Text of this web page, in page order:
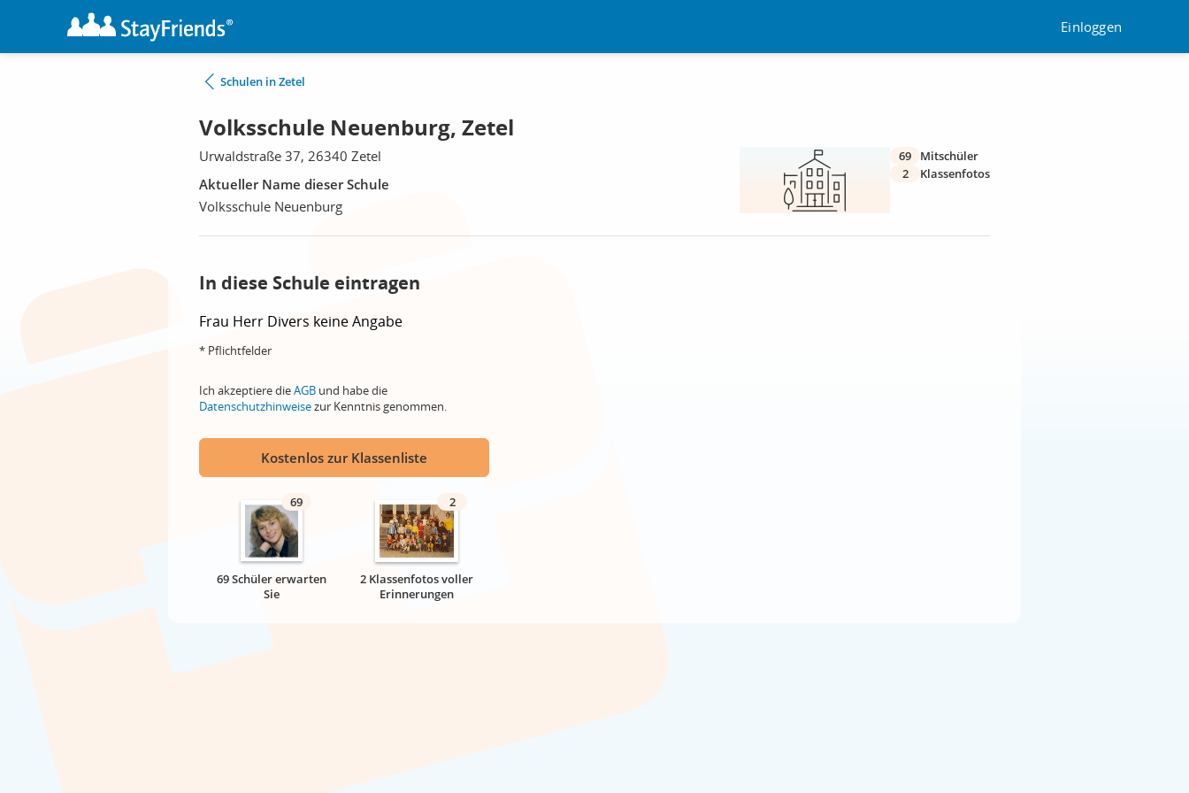
Einloggen
Schulen in Zetel
Volksschule Neuenburg, Zetel
Urwaldstraße 37, 26340 Zetel
Aktueller Name dieser Schule
Volksschule Neuenburg
69
Mitschüler
2
Klassenfotos
In diese Schule eintragen
Frau Herr Divers keine Angabe
* Pflichtfelder
Ich akzeptiere dieAGB und habe die
Datenschutzhinweisezur Kenntnis genommen.
Kostenlos zur Klassenliste
69
69 Schüler erwarten
Sie
2
2 Klassenfotos voller
Erinnerungen